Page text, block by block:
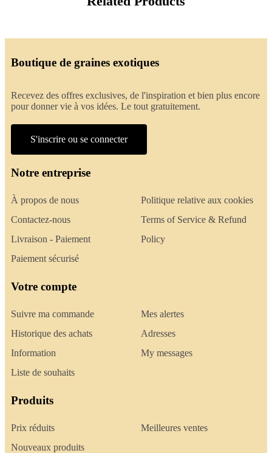
Boutique de graines exotiques
Recevez des offres exclusives, de l'inspiration et bien plus encore
pour donner vie à vos idées. Le tout gratuitement.
S'inscrire ou se connecter
Notre entreprise
À propos de nous
Contactez-nous
Livraison - Paiement
Paiement sécurisé
Politique relative aux cookies
Terms of Service & Refund
Policy
Votre compte
Suivre ma commande
Historique des achats
Information
Liste de souhaits
Mes alertes
Adresses
My messages
Produits
Prix réduits
Nouveaux produits
Meilleures ventes